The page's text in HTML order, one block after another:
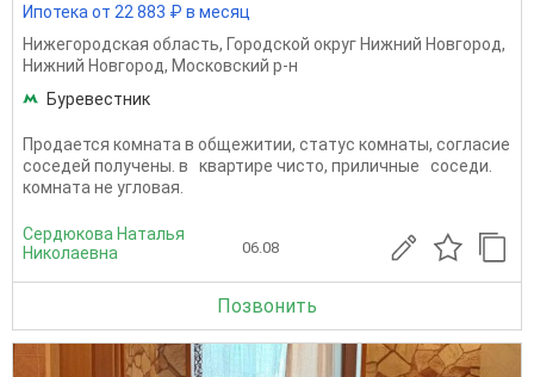
Ипотека от 22 883 ₽ в месяц
Нижегородская область, Городской округ Нижний Новгород,
Нижний Новгород, Московский р-н
Буревестник
Продается комната в общежитии, статус комнаты, согласие
соседей получены. в квартире чисто, приличные соседи.
комната не угловая.
Сердюкова Наталья
Николаевна
06.08
Позвонить